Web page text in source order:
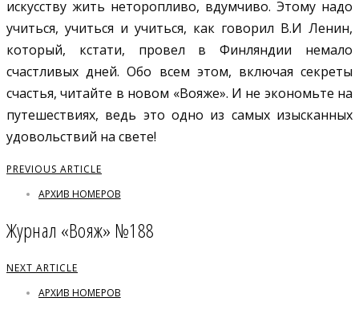
искусству жить неторопливо, вдумчиво. Этому надо
учиться, учиться и учиться, как говорил В.И Ленин,
который, кстати, провел в Финляндии немало
счастливых дней. Обо всем этом, включая секреты
счастья, читайте в новом «Вояже». И не экономьте на
путешествиях, ведь это одно из самых изысканных
удовольствий на свете!
PREVIOUS ARTICLE
АРХИВ НОМЕРОВ
Журнал «Вояж» №188
NEXT ARTICLE
АРХИВ НОМЕРОВ